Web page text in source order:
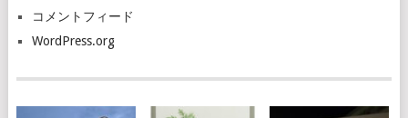
コメントフィード
WordPress.org